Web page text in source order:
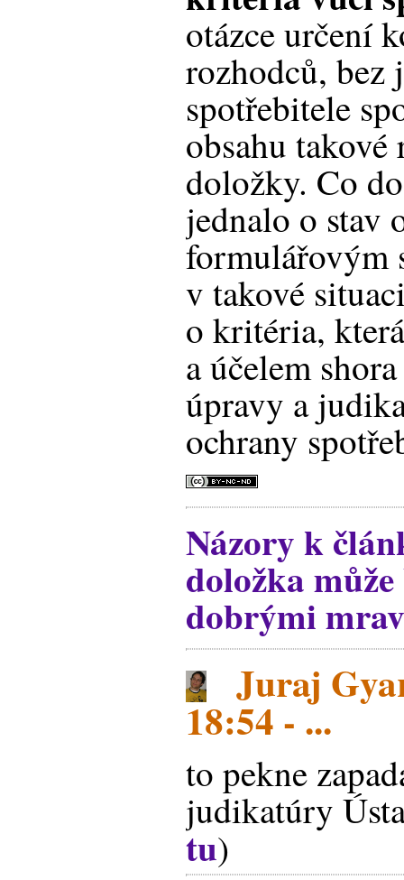
otázce určení
rozhodců, bez
spotřebitele
obsahu
doložky. Co
jednalo o stav
formulářovým
v takové
o kritéria,
a účelem
úpravy a
ochrany
Názory k
doložka
dobrými
Juraj
18:54 - ...
to pekne
judikatúry
tu)